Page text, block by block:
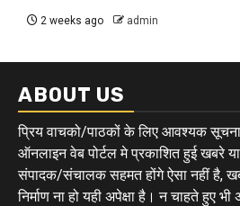
2 weeks ago admin
ABOUT US
प्रिय वाचको/पाठकों के लिए आवश्यक
ऑनलाइन वेब पोर्टल मे प्रकाशित हुई खबरे
संपादक/संचालक सहमत होंगे ऐसा नहीं है,
निर्माण ना हो यही अपेक्षा है। न चाहते हुए